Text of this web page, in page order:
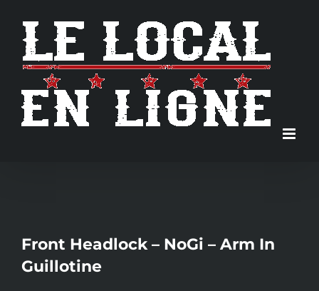
content
Front Headlock – NoGi – Arm In
Guillotine